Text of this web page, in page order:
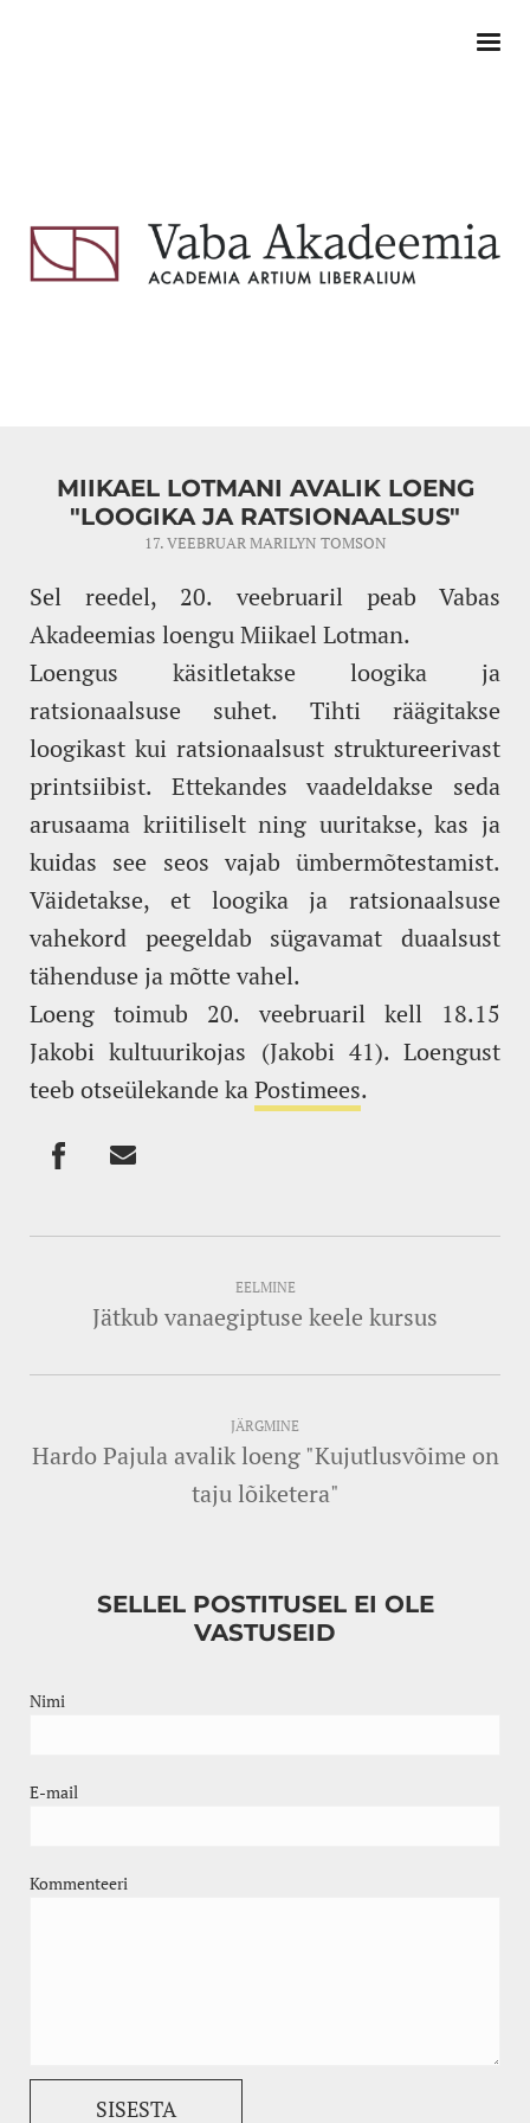
MIIKAEL LOTMANI AVALIK LOENG
"LOOGIKA JA RATSIONAALSUS"
17. VEEBRUARMARILYN TOMSON
Sel reedel, 20. veebruaril peab Vabas
Akadeemias loengu Miikael Lotman.
Loengus käsitletakse loogika ja
ratsionaalsuse suhet. Tihti räägitakse
loogikast kui ratsionaalsust struktureerivast
printsiibist. Ettekandes vaadeldakse seda
arusaama kriitiliselt ning uuritakse, kas ja
kuidas see seos vajab ümbermõtestamist.
Väidetakse, et loogika ja ratsionaalsuse
vahekord peegeldab sügavamat duaalsust
tähenduse ja mõtte vahel.
Loeng toimub 20. veebruaril kell 18.15
Jakobi kultuurikojas (Jakobi 41). Loengust
teeb otseülekande kaPostimees.
EELMINE
Jätkub vanaegiptuse keele kursus
JÄRGMINE
Hardo Pajula avalik loeng "Kujutlusvõime on
taju lõiketera"
SELLEL POSTITUSEL EI OLE
VASTUSEID
Nimi
E-mail
Kommenteeri